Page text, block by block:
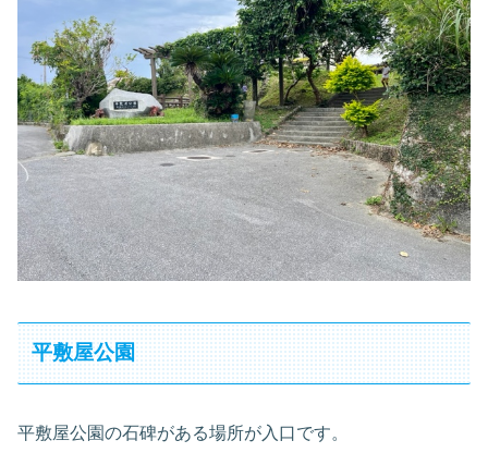
平敷屋公園
平敷屋公園の石碑がある場所が入口です。